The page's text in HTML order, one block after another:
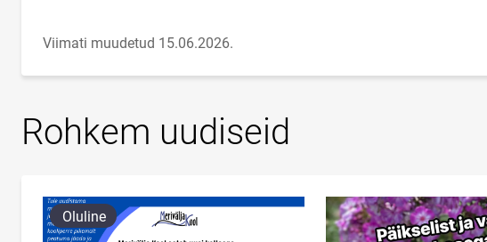
Viimati muudetud 15.06.2026.
Rohkem uudiseid
Oluline